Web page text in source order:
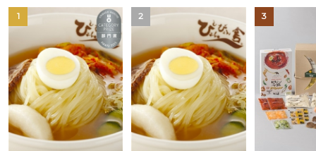
1 2 3